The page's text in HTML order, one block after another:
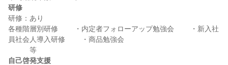
研修
研修：あり
各種階層別研修 　　・内定者フォローアップ勉強会 　　・新入社
員社会人導入研修 　　・商品勉強会
自己啓発支援